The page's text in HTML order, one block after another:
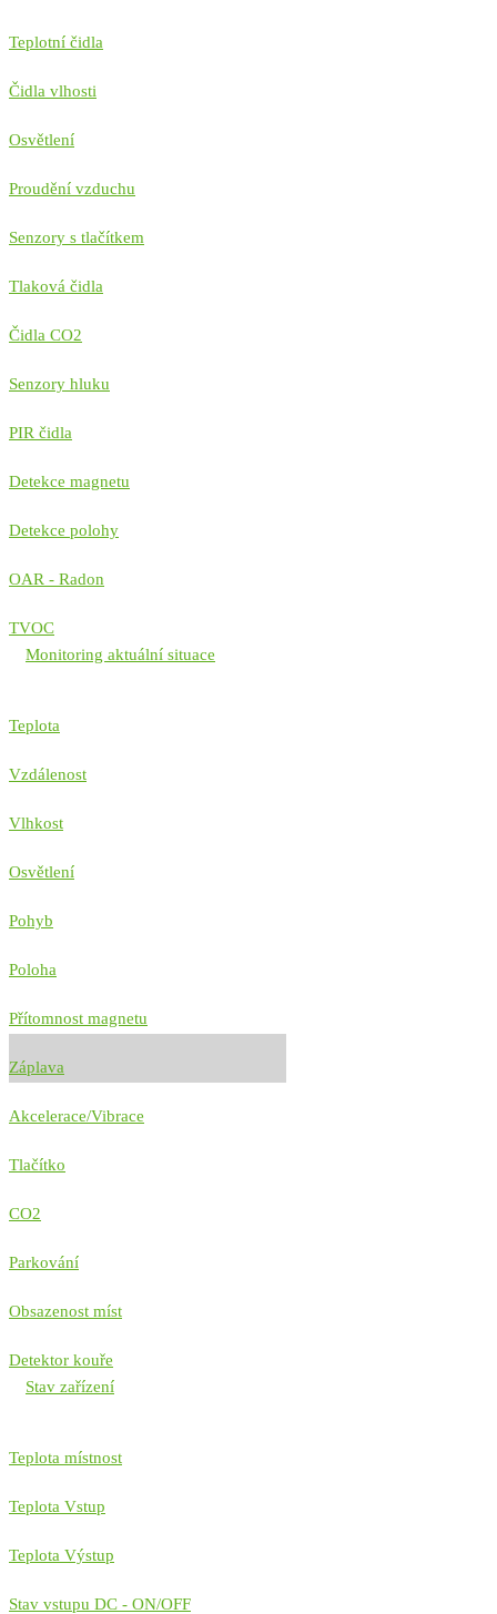
Teplotní čidla
Čidla vlhosti
Osvětlení
Proudění vzduchu
Senzory s tlačítkem
Tlaková čidla
Čidla CO2
Senzory hluku
PIR čidla
Detekce magnetu
Detekce polohy
OAR - Radon
TVOC
Monitoring aktuální situace
Teplota
Vzdálenost
Vlhkost
Osvětlení
Pohyb
Poloha
Přítomnost magnetu
Záplava
Akcelerace/Vibrace
Tlačítko
CO2
Parkování
Obsazenost míst
Detektor kouře
Stav zařízení
Teplota místnost
Teplota Vstup
Teplota Výstup
Stav vstupu DC - ON/OFF